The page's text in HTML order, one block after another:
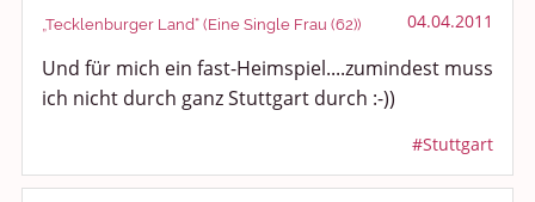
„Tecklenburger Land“ (Eine Single Frau (62)) 04.04.2011
Und für mich ein fast-Heimspiel....zumindest muss
ich nicht durch ganz Stuttgart durch :-))
#Stuttgart